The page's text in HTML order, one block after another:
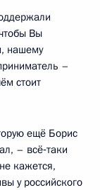
Вы
нашему
–
стоит
ещё Борис
– всё‑таки
кажется,
у российского